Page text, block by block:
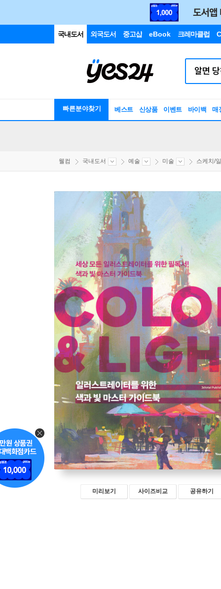
국내도서 외국도서 중고샵 eBook 크레마클럽
빠른분야찾기 베스트 신상품 이벤트 바이백 매
웰컴 국내도서 예술 미술 스케치/
미리보기 사이즈비교 공유하기